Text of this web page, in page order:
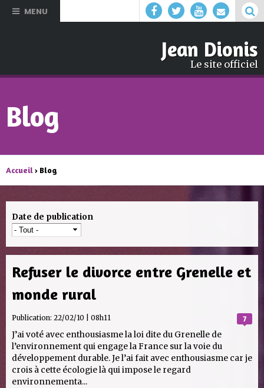
MENU
Jean Dionis
Le site officiel
Blog
Accueil› Blog
Date de publication
Refuser le divorce entre Grenelle et
monde rural
7
Publication: 22/02/10 | 08h11
J’ai voté avec enthousiasme la loi dite du Grenelle de
l’environnement qui engage la France sur la voie du
développement durable. Je l’ai fait avec enthousiasme car je
crois à cette écologie là qui impose le regard
environnementa...